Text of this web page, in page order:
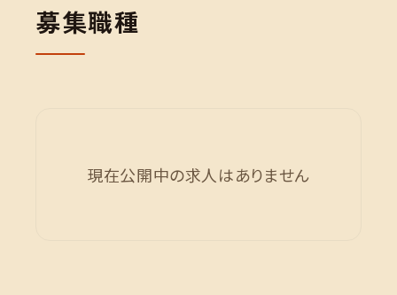
募集職種
現在公開中の求人はありません